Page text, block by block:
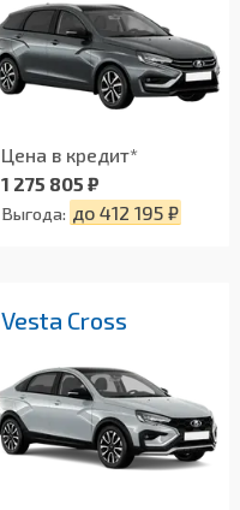
Цена в кредит*
1 275 805 ₽
Выгода: до 412 195 ₽
Vesta Cross